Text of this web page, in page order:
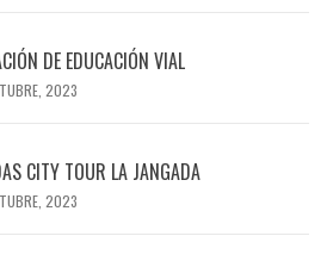
DE EDUCACIÓN VIAL
2023
CITY TOUR LA JANGADA
2023